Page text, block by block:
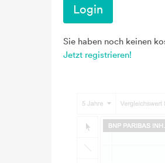
Login
Sie haben noch keinen
Jetzt registrieren!